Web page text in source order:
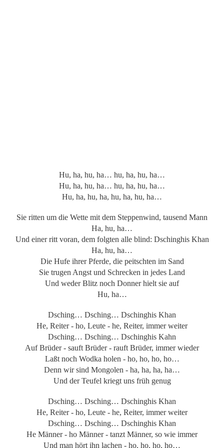
Hu, ha, hu, ha… hu, ha, hu, ha…
Hu, ha, hu, ha… hu, ha, hu, ha…
Hu, ha, hu, ha, hu, ha, hu, ha…
Sie ritten um die Wette mit dem Steppenwind, tausend Mann
Ha, hu, ha…
Und einer ritt voran, dem folgten alle blind: Dschinghis Khan
Ha, hu, ha…
Die Hufe ihrer Pferde, die peitschten im Sand
Sie trugen Angst und Schrecken in jedes Land
Und weder Blitz noch Donner hielt sie auf
Hu, ha…
Dsching… Dsching… Dschinghis Khan
He, Reiter - ho, Leute - he, Reiter, immer weiter
Dsching… Dsching… Dschinghis Kahn
Auf Brüder - sauft Brüder - rauft Brüder, immer wieder
Laßt noch Wodka holen - ho, ho, ho, ho…
Denn wir sind Mongolen - ha, ha, ha, ha…
Und der Teufel kriegt uns früh genug
Dsching… Dsching… Dschinghis Khan
He, Reiter - ho, Leute - he, Reiter, immer weiter
Dsching… Dsching… Dschinghis Khan
He Männer - ho Männer - tanzt Männer, so wie immer
Und man hört ihn lachen - ho, ho, ho, ho…